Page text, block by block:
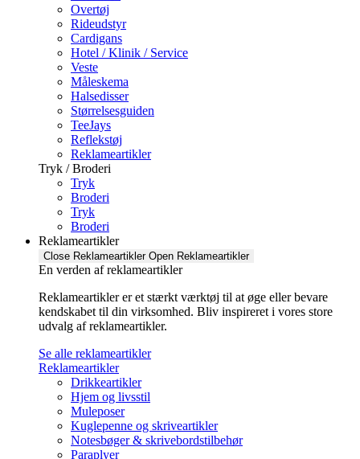
Overtøj
Rideudstyr
Cardigans
Hotel / Klinik / Service
Veste
Måleskema
Halsedisser
Størrelsesguiden
TeeJays
Reflekstøj
Reklameartikler
Tryk / Broderi
Tryk
Broderi
Tryk
Broderi
Reklameartikler
Close Reklameartikler Open Reklameartikler
En verden af reklameartikler ​
Reklameartikler er et stærkt værktøj til at øge eller bevare
kendskabet til din virksomhed. Bliv inspireret i vores store
udvalg af reklameartikler.
Se alle reklameartikler
Reklameartikler
Drikkeartikler
Hjem og livsstil
Muleposer
Kuglepenne og skriveartikler
Notesbøger & skrivebordstilbehør
Paraplyer